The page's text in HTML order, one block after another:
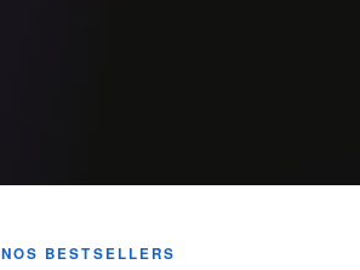
NOS BESTSELLERS